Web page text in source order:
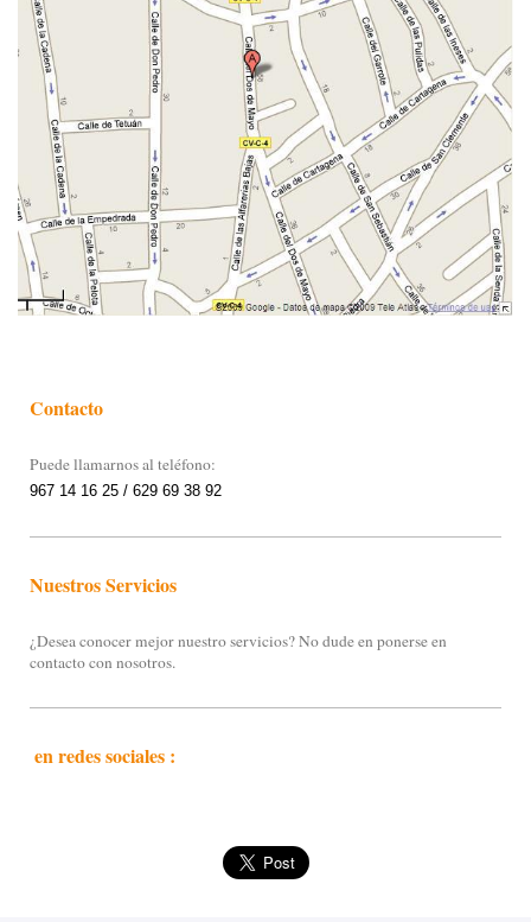
Contacto
Puede llamarnos al teléfono:
967 14 16 25 / 629 69 38 92
Nuestros Servicios
¿Desea conocer mejor nuestro servicios? No dude en ponerse en
contacto con nosotros.
en redes sociales :